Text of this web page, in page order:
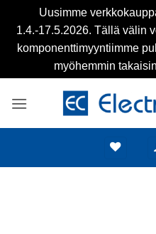
Uusimme
1.4.-17.5.2026. Tällä välin
komponenttimyyntiimme
myöhemmin